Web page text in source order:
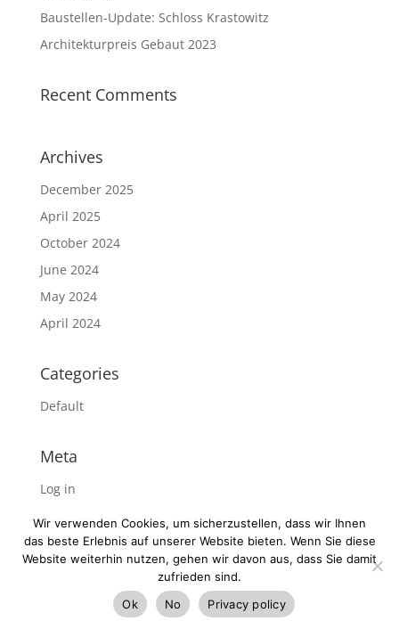
Baustellen-Update: Schloss Krastowitz
Architekturpreis Gebaut 2023
Recent Comments
Archives
December 2025
April 2025
October 2024
June 2024
May 2024
April 2024
Categories
Default
Meta
Log in
Entries feed
Comments feed
WordPress.org
Wir verwenden Cookies, um sicherzustellen, dass wir Ihnen
das beste Erlebnis auf unserer Website bieten. Wenn Sie diese
Website weiterhin nutzen, gehen wir davon aus, dass Sie damit
zufrieden sind.
Ok
No Privacy policy